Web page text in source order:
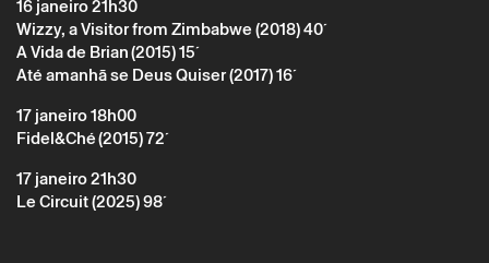
16 janeiro 21h30
Wizzy, a Visitor from Zimbabwe (2018) 40´
A Vida de Brian (2015) 15´
Até amanhã se Deus Quiser (2017) 16´
17 janeiro 18h00
Fidel&Ché (2015) 72´
17 janeiro 21h30
Le Circuit (2025) 98´
A reserva só é válida após confirmação da parte do Theatro
Circo enviada por correio eletrónico.
Os seus dados pessoais serão tratados pelo Theatro Circo
com base no seu consentimento.
definidos na Política de Privacidade.